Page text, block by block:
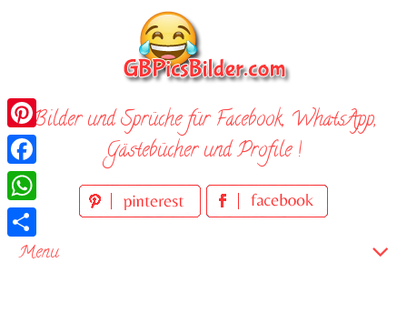
Bilder und Sprüche für Facebook, WhatsApp,
Gästebücher und Profile !
Menu
Pinterest
Facebook
WhatsApp
Teilen